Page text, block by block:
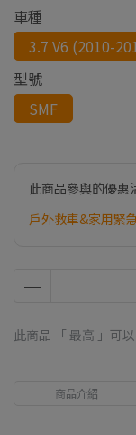
車種
3.7 V6 (2010-
型號
SMF
此商品參與的優惠
戶外救車&家用緊
此商品 「 最高 」可
商品介紹